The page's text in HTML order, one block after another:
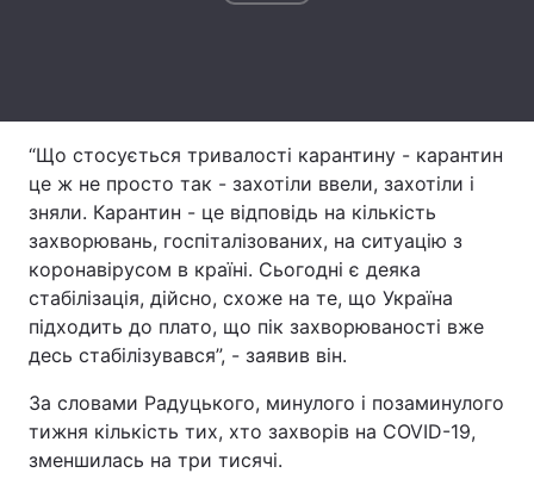
Тема оформлення
“Що стосується тривалості карантину - карантин
це ж не просто так - захотіли ввели, захотіли і
зняли. Карантин - це відповідь на кількість
захворювань, госпіталізованих, на ситуацію з
коронавірусом в країні. Сьогодні є деяка
стабілізація, дійсно, схоже на те, що Україна
підходить до плато, що пік захворюваності вже
десь стабілізувався”, - заявив він.
За словами Радуцького, минулого і позаминулого
тижня кількість тих, хто захворів на COVID-19,
зменшилась на три тисячі.